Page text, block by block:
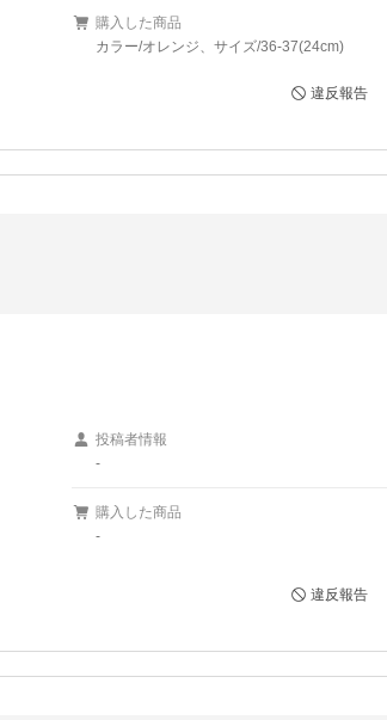
購入した商品
カラー/オレンジ、サイズ/36-37(24cm)
違反報告
投稿者情報
-
購入した商品
-
違反報告